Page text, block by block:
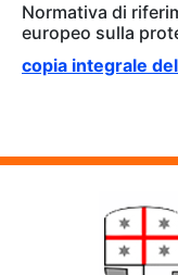
Normativa di
europeo sulla
copia integrale del